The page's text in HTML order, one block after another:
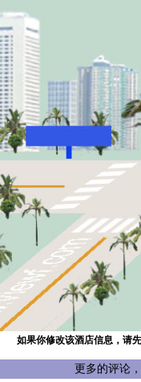
如果你修改该酒店信息，请
更多的评论